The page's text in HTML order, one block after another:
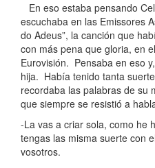
En eso estaba pensando
escuchaba en las Emissores
do Adeus”, la canción que
con más pena que gloria, en
Eurovisión. Pensaba en eso
hija. Había tenido tanta
recordaba las palabras de su
que siempre se resistió a
-La vas a criar sola, como he
tengas las misma suerte con
vosotros.